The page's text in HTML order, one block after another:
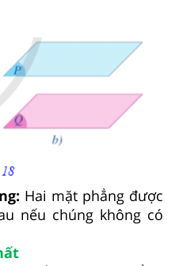
Hai mặt phẳng được
nếu chúng không có